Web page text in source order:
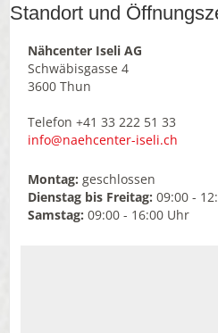
Standort und
Nähcenter Iseli AG
Schwäbisgasse 4
3600 Thun
Telefon +41 33 222 51 33
info
naehcenter-iseli.ch
Montag: geschlossen
Dienstag bis Freitag: 09:00 -
Samstag: 09:00 - 16:00 Uhr